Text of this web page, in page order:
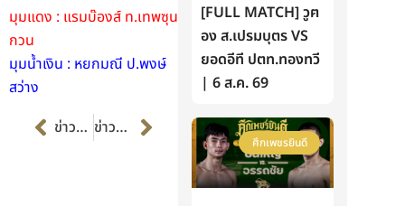
มุมแดง : แรมบ๊องส์ ท.เทพซุน
กวน
มุมน้ำเงิน : หยกมณี ป.พงษ์
สว่าง
Prevข่าวก่อนหน้า ข่าวต่อไป Next
[FULL MATCH] วูฅ
อง ส.เปรมบุตร VS
ยอดอีที ปตท.ทองทวี
| 6 ส.ค. 69
ศึกเพชรยินดี